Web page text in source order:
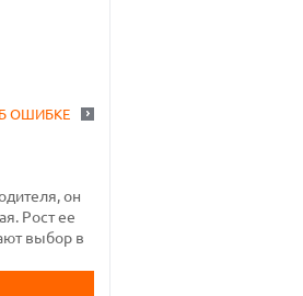
ОШИБКЕ
он
Рост ее
выбор в